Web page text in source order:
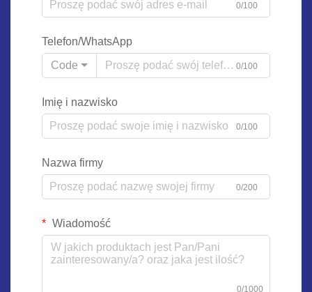
0/100
Telefon/WhatsApp
Code
0/100
Imię i nazwisko
0/100
Nazwa firmy
0/200
Wiadomość
0/1000